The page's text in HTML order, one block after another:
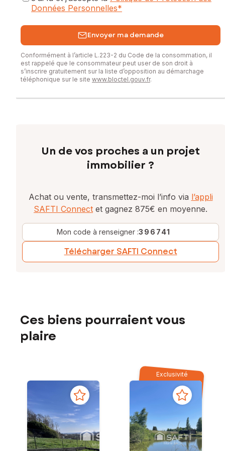
Données Personnelles*
Envoyer ma demande
Conformément à l’article L.223-2 du Code de la consommation, il
est rappelé que le consommateur peut user de son droit à
s’inscrire gratuitement sur la liste d’opposition au démarchage
téléphonique sur le site www.bloctel.gouv.fr.
Un de vos proches a un projet
immobilier ?
Achat ou vente, transmettez-moi l’info via l’appli
SAFTI Connect et gagnez 875€ en moyenne.
Mon code à renseigner :396741
Télécharger SAFTI Connect
Ces biens pourraient vous
plaire
Exclusivité